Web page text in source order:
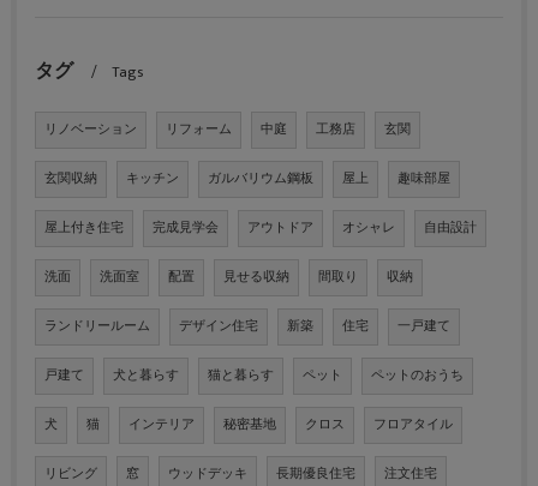
タグ Tags
リノベーション リフォーム 中庭 工務店 玄関
玄関収納 キッチン ガルバリウム鋼板 屋上 趣味部屋
屋上付き住宅 完成見学会 アウトドア オシャレ 自由設計
洗面 洗面室 配置 見せる収納 間取り 収納
ランドリールーム デザイン住宅 新築 住宅 一戸建て
戸建て 犬と暮らす 猫と暮らす ペット ペットのおうち
犬 猫 インテリア 秘密基地 クロス フロアタイル
リビング 窓 ウッドデッキ 長期優良住宅 注文住宅